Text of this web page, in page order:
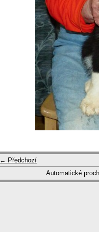
← Předchozí
Automatické